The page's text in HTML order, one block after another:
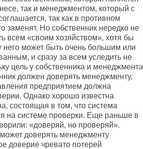
так и менеджментом, который с
так как в противном
заменят. Но собственник нередко не
всем «своим хозяйством», хотя бы
него может быть очень большим или
и сразу за всем уследить не
цель у собственника и менеджмента
должен доверять менеджменту,
предприятием должна
Однако хорошо известна
состоящая в том, что система
на системе проверки. Еще раньше в
«доверяй, но проверяй».
доверять менеджменту
доверие чревато потерей